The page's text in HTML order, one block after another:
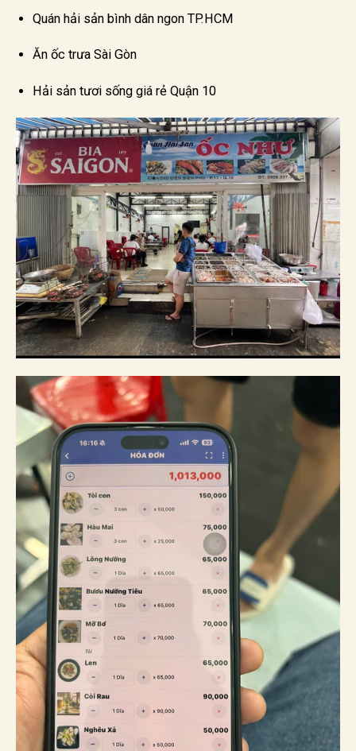
Quán hải sản bình dân ngon TP.HCM
Ăn ốc trưa Sài Gòn
Hải sản tươi sống giá rẻ Quận 10